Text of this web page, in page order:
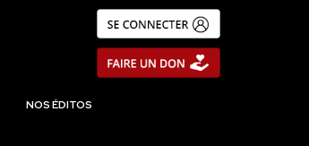
NOS ÉDITOS